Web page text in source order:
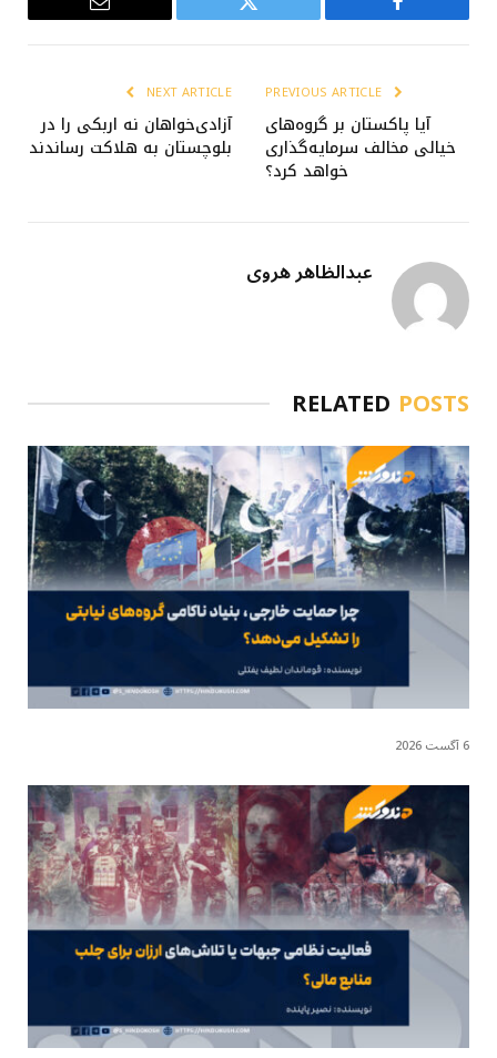
Facebook
Twitter
Email
آیا پاکستان بر گروه‌های
خیالی مخالف سرمایه‌گذاری
خواهد کرد؟
NEXT ARTICLE
آزادی‌خواهان نه اربکی را در
بلوچستان به هلاکت رساندند
عبدالظاهر هروی
RELATED POSTS
6 آگست 2026